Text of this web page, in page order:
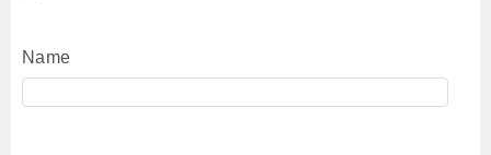
Name